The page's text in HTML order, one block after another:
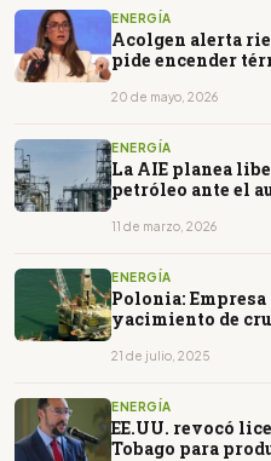
ENERGÍA
Acolgen alerta
pide encender
20 de mayo, 2026
ENERGÍA
La AIE planea
petróleo ante el
11 de marzo, 2026
ENERGÍA
Polonia:
yacimiento de
21 de julio, 2025
ENERGÍA
EE.UU. revocó
Tobago para